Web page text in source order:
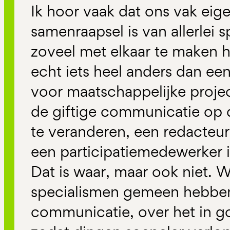
Ik hoor vaak dat ons vak
samenraapsel is van allerlei
zoveel met elkaar te maken
echt iets heel anders dan
voor maatschappelijke
de giftige communicatie op
te veranderen, een
een participatiemedewerker
Dat is waar, maar ook niet.
specialismen gemeen
communicatie, over het in